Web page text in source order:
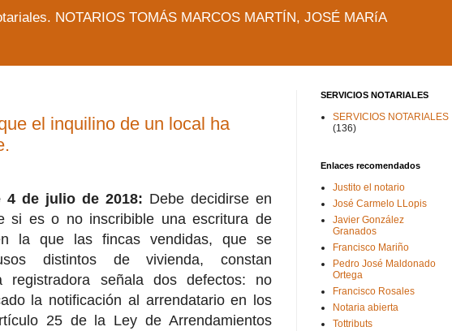
NOTARIOS TOMÁS MARCOS MARTÍN, JOSÉ MARíA
el inquilino de un local ha
4 de julio de 2018: Debe decidirse en
si es o no inscribible una escritura de
la que las fincas vendidas, que se
distintos de vivienda, constan
registradora señala dos defectos: no
la notificación al arrendatario en los
25 de la Ley de Arrendamientos
SERVICIOS NOTARIALES
SERVICIOS NOTARIALES
(136)
Enlaces recomendados
Justito el notario
José Carmelo LLopis
Javier González
Granados
Francisco Mariño
Pedro José Maldonado
Ortega
Francisco Rosales
Notaria abierta
Tottributs